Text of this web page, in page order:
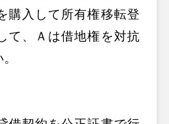
購入して所有権移転登
て、Ａは借地権を対抗